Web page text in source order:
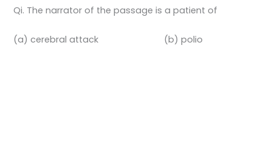
Qi. The narrator of the passage is a patient of
(a) cerebral attack (b) polio